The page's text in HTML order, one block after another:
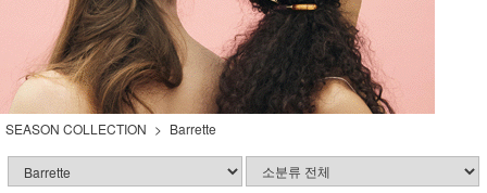
SEASON COLLECTION Barrette